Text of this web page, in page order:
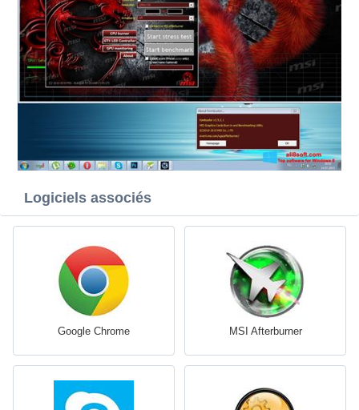
Logiciels associés
Google Chrome MSI Afterburner